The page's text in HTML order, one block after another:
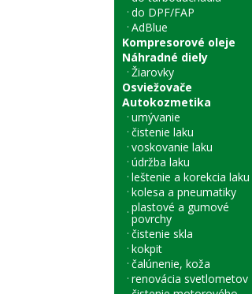
do DPF/FAP
AdBlue
Kompresorové oleje
Náhradné diely
Žiarovky
Osviežovače
Autokozmetika
umývanie
čistenie laku
voskovanie laku
údržba laku
leštenie a korekcia laku
kolesa a pneumatiky
plastové a gumové
povrchy
čistenie skla
kokpit
čalúnenie, koža
renovácia svetlometov